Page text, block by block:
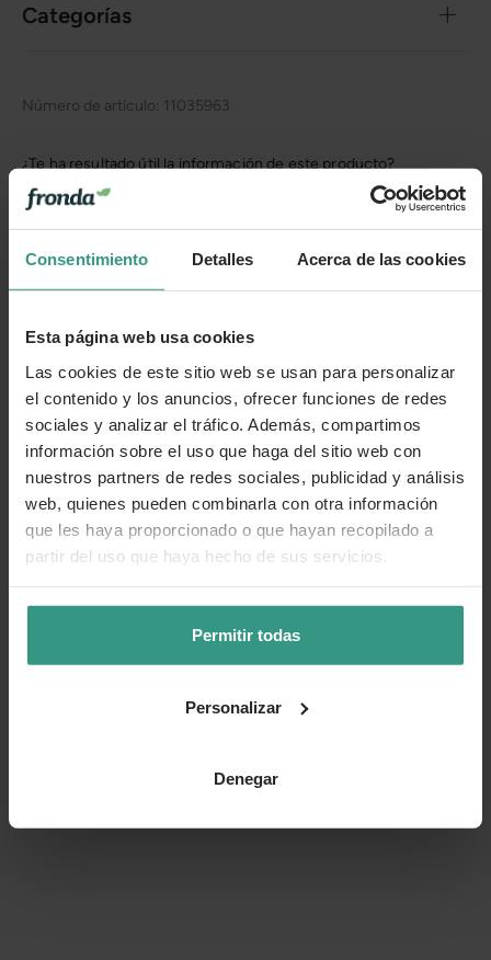
Consentimiento Detalles Acerca de las cookies
Esta página web usa cookies
Las cookies de este sitio web se usan para personalizar
el contenido y los anuncios, ofrecer funciones de redes
sociales y analizar el tráfico. Además, compartimos
información sobre el uso que haga del sitio web con
nuestros partners de redes sociales, publicidad y análisis
web, quienes pueden combinarla con otra información
que les haya proporcionado o que hayan recopilado a
partir del uso que haya hecho de sus servicios.
Permitir todas
Personalizar
Denegar
Categorías
Número de artículo: 11035963
¿Te ha resultado útil la información de este producto?